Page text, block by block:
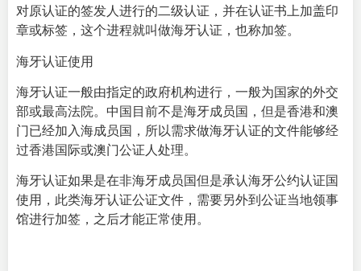
对原认证的签发人进行的二级认证，并在认证书上加盖印
章或标签，这个进程就叫做海牙认证，也称加签。
海牙认证使用
海牙认证一般由指定的政府机构进行，一般为国家的外交
部或最高法院。中国目前不是海牙成员国，但是香港和澳
门已经加入海成员国，所以需求做海牙认证的文件能够经
过香港国际或澳门公证人处理。
海牙认证如果是在非海牙成员国但是承认海牙公约认证国
使用，此类海牙认证公证文件，需要另外到公证当地领事
馆进行加签，之后才能正常使用。